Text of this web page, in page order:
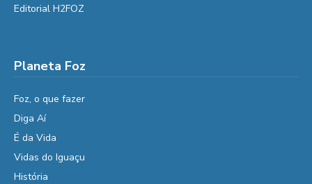
Editorial H2FOZ
Planeta Foz
Foz, o que fazer
Diga Aí
É da Vida
Vidas do Iguaçu
História